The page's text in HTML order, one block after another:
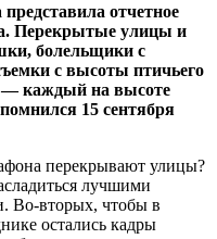
отчетное
Перекрытые улицы и
болельщики с
с высоты птичьего
— каждый на высоте
15 сентября
перекрывают улицы?
лучшими
Во-вторых, чтобы в
остались кадры